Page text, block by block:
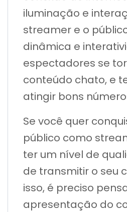
iluminação e
streamer e o
dinâmica e
espectadores se
conteúdo chato, e
atingir bons
Se você quer
público como
ter um nível de
de transmitir o seu
isso, é preciso
apresentação do